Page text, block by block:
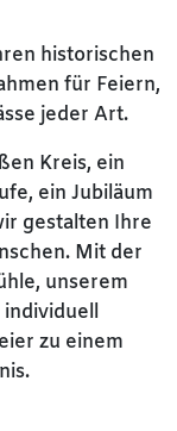
historischen
für Feiern,
jeder Art.
Kreis, ein
ein Jubiläum
gestalten Ihre
Mit der
unserem
zu einem